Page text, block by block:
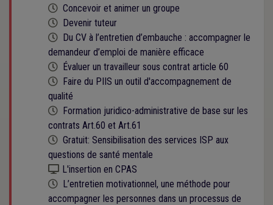
Cette formation est programmée
Concevoir et animer un groupe
Cette formation est programmée
Devenir tuteur
Cette formation est programmée
Du CV à l’entretien d’embauche : accompagner le
demandeur d’emploi de manière efficace
Cette formation est programmée
Évaluer un travailleur sous contrat article 60
Cette formation est programmée
Faire du PIIS un outil d'accompagnement de
qualité
Cette formation est programmée
Formation juridico-administrative de base sur les
contrats Art.60 et Art.61
Cette formation est programmée
Gratuit: Sensibilisation des services ISP aux
questions de santé mentale
Kit numérique gratuit
L'insertion en CPAS
Cette formation est programmée
L’entretien motivationnel, une méthode pour
accompagner les personnes dans un processus de